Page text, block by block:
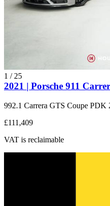
1 / 25
2021 | Porsche 911
992.1 Carrera GTS Coupe PDK
£111,409
VAT is reclaimable